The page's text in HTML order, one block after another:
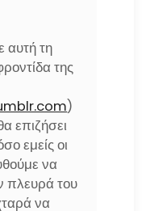
αυτή τη
της
)
επιζήσει
εμείς οι
να
πλευρά του
να